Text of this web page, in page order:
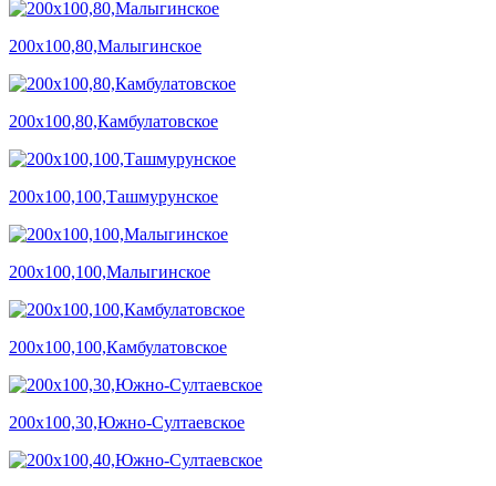
200х100,80,Малыгинское
200х100,80,Камбулатовское
200х100,100,Ташмурунское
200х100,100,Малыгинское
200х100,100,Камбулатовское
200х100,30,Южно-Султаевское